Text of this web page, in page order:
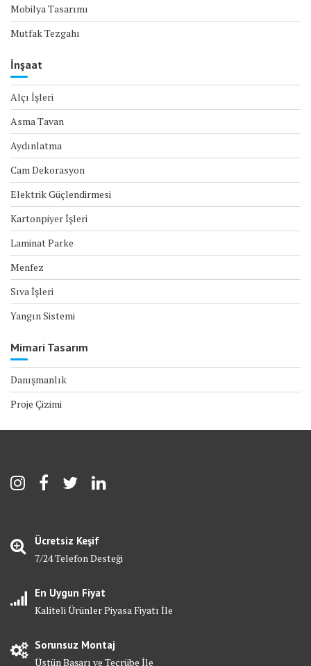
Mobilya Tasarımı
Mutfak Tezgahı
İnşaat
Alçı İşleri
Asma Tavan
Aydınlatma
Cam Dekorasyon
Elektrik Güçlendirmesi
Kartonpiyer İşleri
Laminat Parke
Menfez
Sıva İşleri
Yangın Sistemi
Mimari Tasarım
Danışmanlık
Proje Çizimi
Ücretsiz Keşif
7/24 Telefon Desteği
En Uygun Fiyat
Kaliteli Ürünler Piyasa Fiyatı İle
Sorunsuz Montaj
Üstün Başarı ve Tecrübe İle